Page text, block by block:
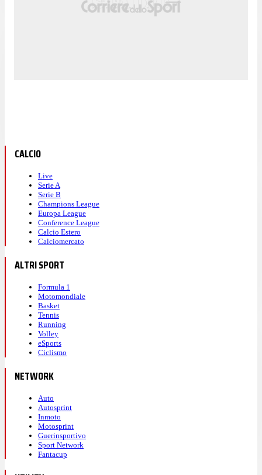
CALCIO
Live
Serie A
Serie B
Champions League
Europa League
Conference League
Calcio Estero
Calciomercato
ALTRI SPORT
Formula 1
Motomondiale
Basket
Tennis
Running
Volley
eSports
Ciclismo
NETWORK
Auto
Autosprint
Inmoto
Motosprint
Guerinsportivo
Sport Network
Fantacup